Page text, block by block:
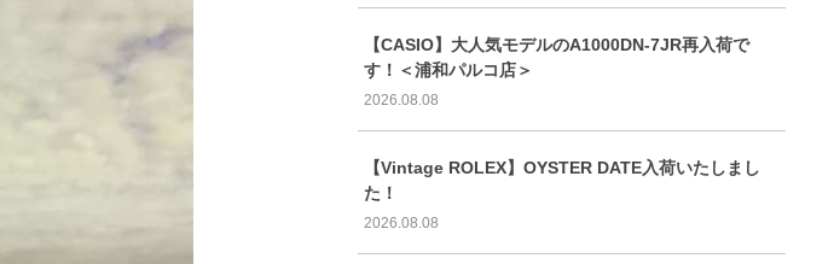
【CASIO】大人気モデルのA1000DN-7JR再入荷で
す！＜浦和パルコ店＞
2026.08.08
【Vintage ROLEX】OYSTER DATE入荷いたしまし
た！
2026.08.08